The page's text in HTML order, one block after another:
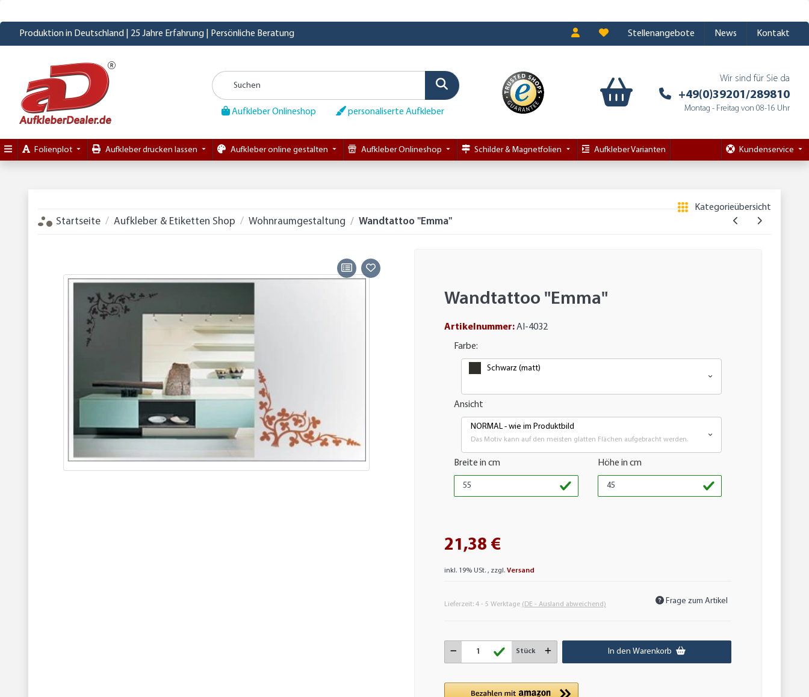
Produktion in Deutschland | 25 Jahre Erfahrung | Persönliche Beratung Stellenangebote News Kontakt
Aufkleber Onlineshop personaliserte Aufkleber
Wir sind für Sie da
+49(0)39201/289810
Montag - Freitag von 08-16 Uhr
Folienplot Aufkleber drucken lassen Aufkleber online gestalten Aufkleber Onlineshop Schilder & Magnetfolien Aufkleber Varianten Kundenservice
Startseite Aufkleber & Etiketten Shop Wohnraumgestaltung Wandtattoo "Emma"
Kategorieübersicht
Wandtattoo "Emma"
Artikelnummer:AI-4032
Farbe:
Schwarz (matt)
Ansicht
NORMAL - wie im Produktbild
Das Motiv kann auf den meisten glatten Flächen aufgebracht werden.
Breite in cm Höhe in cm
21,38 €
inkl. 19% USt. , zzgl. Versand
Lieferzeit: 4 - 5 Werktage (DE - Ausland abweichend) Frage zum Artikel
Stück In den Warenkorb